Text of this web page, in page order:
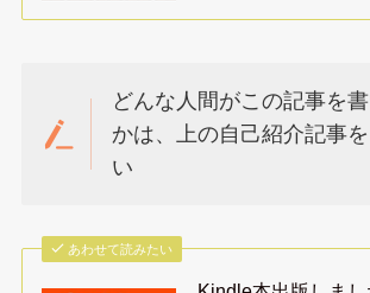
どんな人間がこの記事を
かは、上の自己紹介記事
い
あわせて読みたい